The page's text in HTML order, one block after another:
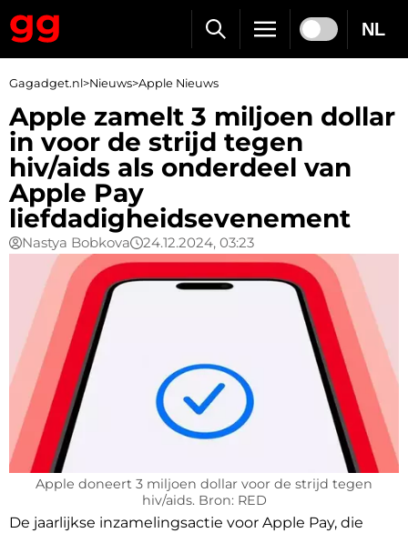
NL
Gagadget.nl>Nieuws>Apple Nieuws
Apple zamelt 3 miljoen dollar
in voor de strijd tegen
hiv/aids als onderdeel van
Apple Pay
liefdadigheidsevenement
Nastya Bobkova 24.12.2024, 03:23
Apple doneert 3 miljoen dollar voor de strijd tegen
hiv/aids. Bron: RED
De jaarlijkse inzamelingsactie voor Apple Pay, die